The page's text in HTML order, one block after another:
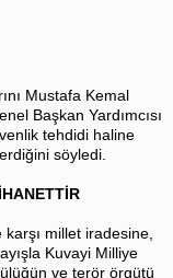
Mustafa Kemal
Başkan Yardımcısı
tehdidi haline
söyledi.
millet iradesine,
Kuvayi Milliye
ve terör örgütü